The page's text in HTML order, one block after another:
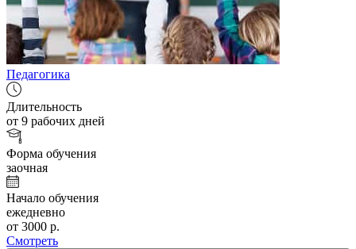
Педагогика
Длительность
от 9 рабочих дней
Форма обучения
заочная
Начало обучения
ежедневно
от 3000 р.
Смотреть